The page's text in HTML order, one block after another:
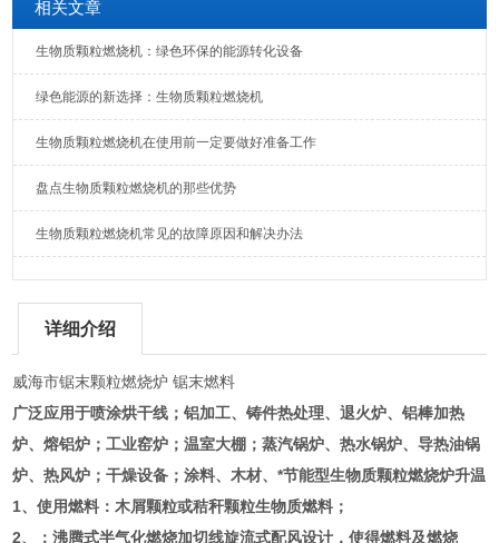
相关文章
生物质颗粒燃烧机：绿色环保的能源转化设备
绿色能源的新选择：生物质颗粒燃烧机
生物质颗粒燃烧机在使用前一定要做好准备工作
盘点生物质颗粒燃烧机的那些优势
生物质颗粒燃烧机常见的故障原因和解决办法
详细介绍
威海市锯末颗粒燃烧炉 锯末燃料
广泛应用于喷涂烘干线；铝加工、铸件热处理、退火炉、铝棒加热
炉、熔铝炉；工业窑炉；温室大棚；蒸汽锅炉、热水锅炉、导热油锅
炉、热风炉；干燥设备；涂料、木材、*节能型生物质颗粒燃烧炉升温
1、使用燃料：木屑颗粒或秸秆颗粒生物质燃料；
2、：沸腾式半气化燃烧加切线旋流式配风设计，使得燃料及燃烧